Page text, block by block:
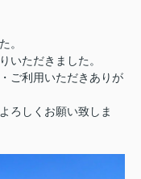
。
だきました。
用いただきありが
くお願い致しま